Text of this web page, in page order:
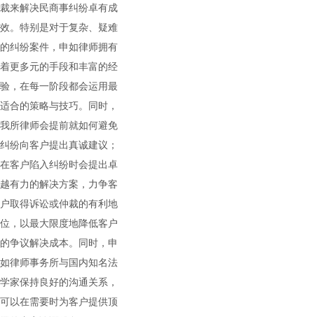
裁来解决民商事纠纷卓有成
效。特别是对于复杂、疑难
的纠纷案件，申如律师拥有
着更多元的手段和丰富的经
验，在每一阶段都会运用最
适合的策略与技巧。同时，
我所律师会提前就如何避免
纠纷向客户提出真诚建议；
在客户陷入纠纷时会提出卓
越有力的解决方案，力争客
户取得诉讼或仲裁的有利地
位，以最大限度地降低客户
的争议解决成本。同时，申
如律师事务所与国内知名法
学家保持良好的沟通关系，
可以在需要时为客户提供顶